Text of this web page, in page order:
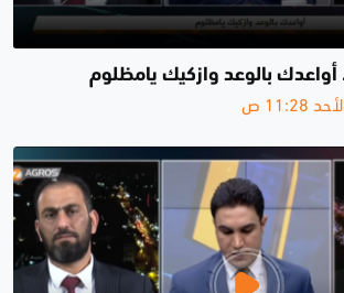
بالوعد وازكيك يامظلوم